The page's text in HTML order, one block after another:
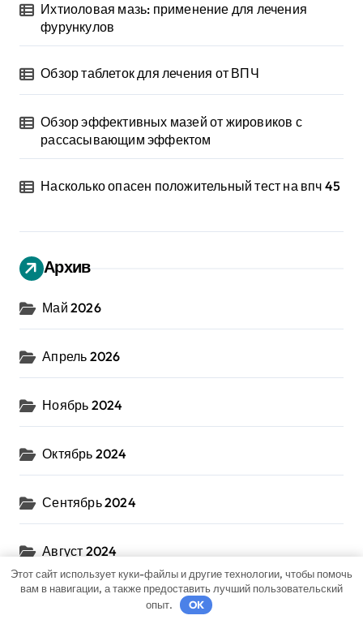
Ихтиоловая мазь: применение для лечения
фурункулов
Обзор таблеток для лечения от ВПЧ
Обзор эффективных мазей от жировиков с
рассасывающим эффектом
Насколько опасен положительный тест на впч 45
Архив
Май 2026
Апрель 2026
Ноябрь 2024
Октябрь 2024
Сентябрь 2024
Август 2024
Июль 2024
Этот сайт использует куки-файлы и другие технологии, чтобы помочь
вам в навигации, а также предоставить лучший пользовательский
опыт.
OK